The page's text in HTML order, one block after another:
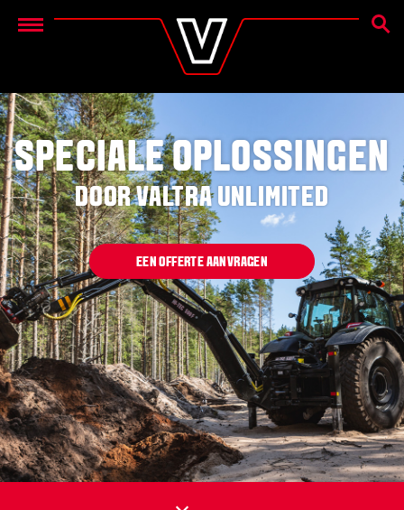
Menu
ZOEK
SPECIALE OPLOSSINGEN
DOOR VALTRA UNLIMITED
EEN OFFERTE AANVRAGEN